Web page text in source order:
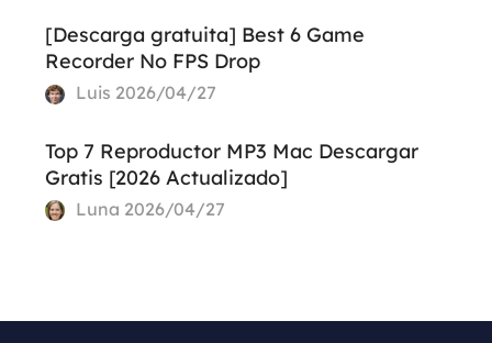
[Descarga gratuita] Best 6 Game
Recorder No FPS Drop
Luis 2026/04/27
Top 7 Reproductor MP3 Mac Descargar
Gratis [2026 Actualizado]
Luna 2026/04/27